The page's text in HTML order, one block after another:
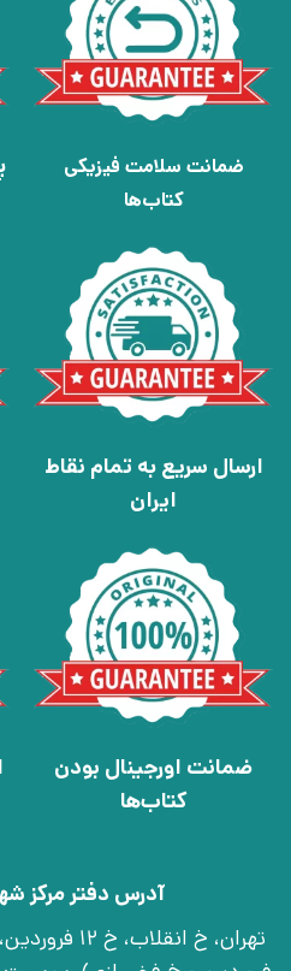
ضمانت سلامت فیزیکی
کتاب‌ها
ارسال سریع به تمام نقاط
ایران
ضمانت اورجینال بودن
کتاب‌ها
آدرس دفتر مرکز